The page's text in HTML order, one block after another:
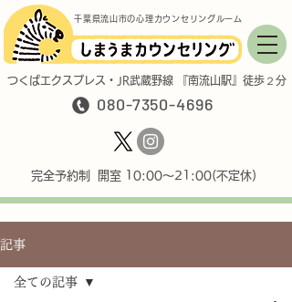
完全予約制 開室 10:00〜21:00(不定休)
080-7350-4696
千葉県流山市の心理カウンセリングルーム
つくばエクスプレス・JR武蔵野線 『南流山駅』徒歩２分
記事
全ての記事